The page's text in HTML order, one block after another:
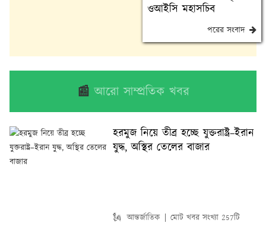
ওআইসি মহাসচিব
পরের সংবাদ
📰আরো সাম্প্রতিক খবর
হরমুজ নিয়ে তীব্র হচ্ছে যুক্তরাষ্ট্র–ইরান
যুদ্ধ, অস্থির তেলের বাজার
🗽 আন্তর্জাতিক মোট খবর সংখ্যা 257টি